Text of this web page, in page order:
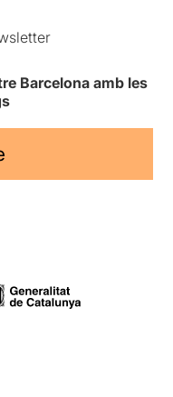
Barcelona amb les